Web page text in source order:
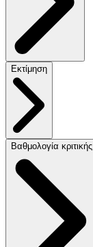
Εκτίμηση
Βαθμολογία κριτικής